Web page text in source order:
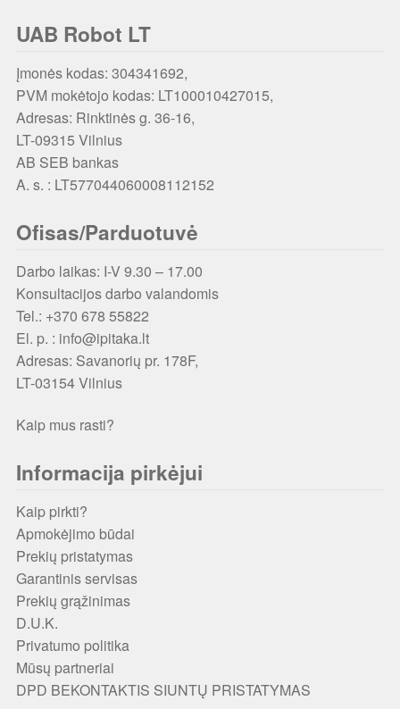
UAB Robot LT
Įmonės kodas: 304341692,
PVM mokėtojo kodas: LT100010427015,
Adresas: Rinktinės g. 36-16,
LT-09315 Vilnius
AB SEB bankas
A. s. : LT577044060008112152
Ofisas/Parduotuvė
Darbo laikas: I-V 9.30 – 17.00
Konsultacijos darbo valandomis
Tel.: +370 678 55822
El. p. : info@ipitaka.lt
Adresas: Savanorių pr. 178F,
LT-03154 Vilnius
Kaip mus rasti?
Informacija pirkėjui
Kaip pirkti?
Apmokėjimo būdai
Prekių pristatymas
Garantinis servisas
Prekių grąžinimas
D.U.K.
Privatumo politika
Mūsų partneriai
DPD BEKONTAKTIS SIUNTŲ PRISTATYMAS